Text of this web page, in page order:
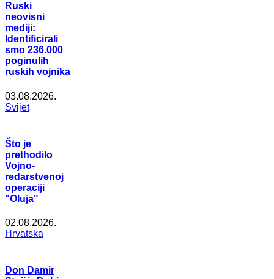
Ruski
neovisni
mediji:
Identificirali
smo 236.000
poginulih
ruskih vojnika
03.08.2026.
Svijet
Što je
prethodilo
Vojno-
redarstvenoj
operaciji
"Oluja"
02.08.2026.
Hrvatska
Don Damir